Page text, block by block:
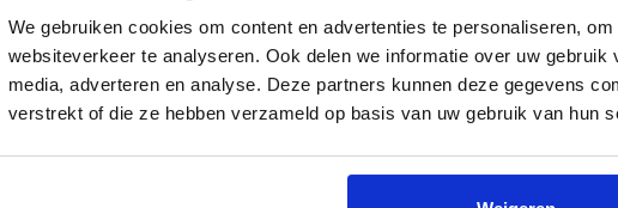
We gebruiken cookies om content en advertenties te personaliseren,
websiteverkeer te analyseren. Ook delen we informatie over uw
media, adverteren en analyse. Deze partners kunnen deze gegevens
verstrekt of die ze hebben verzameld op basis van uw gebruik van hun